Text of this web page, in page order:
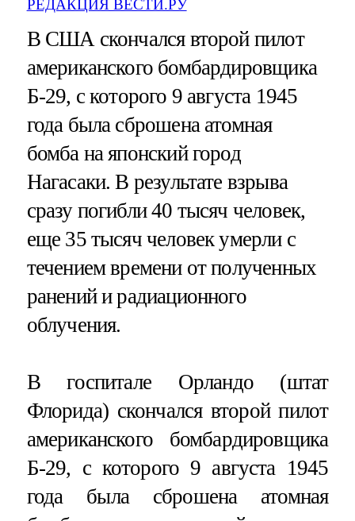
РЕДАКЦИЯ ВЕСТИ.РУ
В США скончался второй пилот
американского бомбардировщика
Б-29, с которого 9 августа 1945
года была сброшена атомная
бомба на японский город
Нагасаки. В результате взрыва
сразу погибли 40 тысяч человек,
еще 35 тысяч человек умерли с
течением времени от полученных
ранений и радиационного
облучения.
В госпитале Орландо (штат
Флорида) скончался второй пилот
американского бомбардировщика
Б-29, с которого 9 августа 1945
года была сброшена атомная